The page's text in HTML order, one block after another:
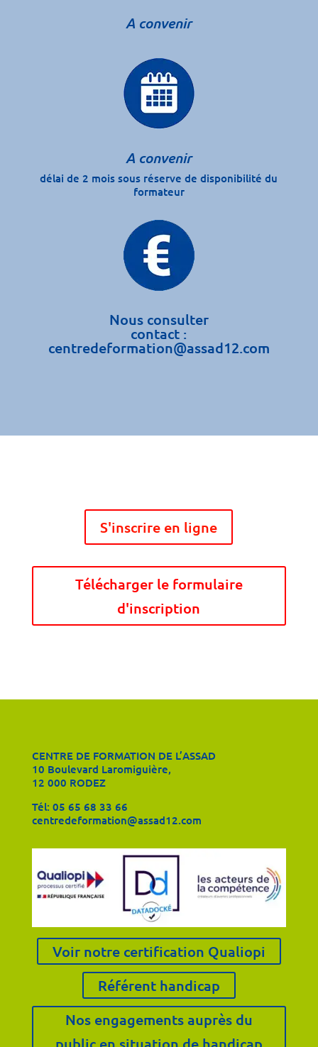
A convenir
A convenir
délai de 2 mois sous réserve de disponibilité du
formateur
Nous consulter
contact :
centredeformation@assad12.com
S'inscrire en ligne
Télécharger le formulaire
d'inscription
CENTRE DE FORMATION DE L’ASSAD
10 Boulevard Laromiguière,
12 000 RODEZ
Tél: 05 65 68 33 66
centredeformation@assad12.com
Voir notre certification Qualiopi
Référent handicap
Nos engagements auprès du